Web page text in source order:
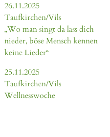
26.11.2025
Taufkirchen/Vils
„Wo man singt da lass dich
nieder, böse Mensch kennen
keine Lieder“
25.11.2025
Taufkirchen/Vils
Wellnesswoche